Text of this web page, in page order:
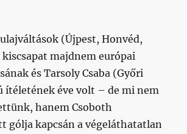
(Újpest, Honvéd,
kiscsapat majdnem európai
és Tarsoly Csaba (Győri
ítéletének éve volt – de mi nem
hanem Csoboth
gólja kapcsán a végeláthatatlan